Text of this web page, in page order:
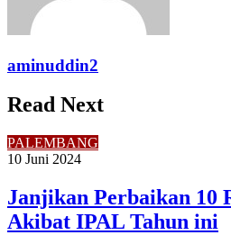
aminuddin2
Read Next
PALEMBANG
10 Juni 2024
Janjikan Perbaikan 10
Akibat IPAL Tahun ini